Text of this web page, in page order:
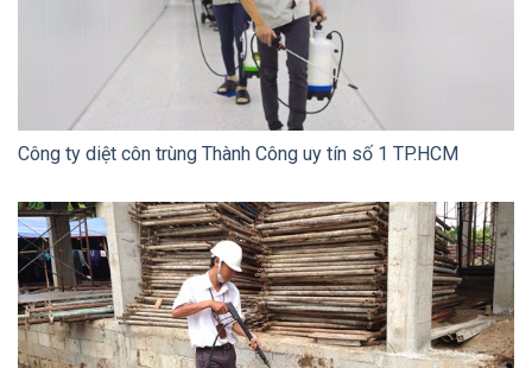
Công ty diệt côn trùng Thành Công uy tín số 1 TP.HCM